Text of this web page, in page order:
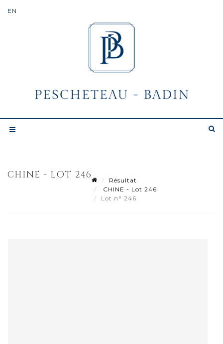
CHINE - LOT 246
Résultat
CHINE - Lot 246
Lot n° 246